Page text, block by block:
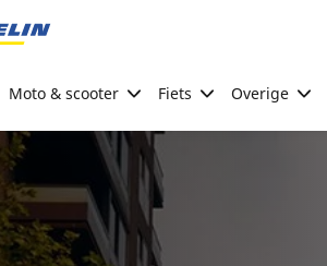
Moto & scooter Fiets Overige